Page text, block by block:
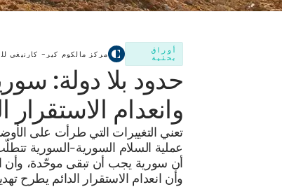
أوراق
بحثية
مركز مالكوم كير– كارنيغي
حدود بلا دولة:
وانعدام الاستقرار
تعني التغييرات التي طرأت على
عملية السلام السورية-السورية
أن سورية يجب أن تبقى موحّدة،
وأن انعدام الاستقرار الدائم يطرح